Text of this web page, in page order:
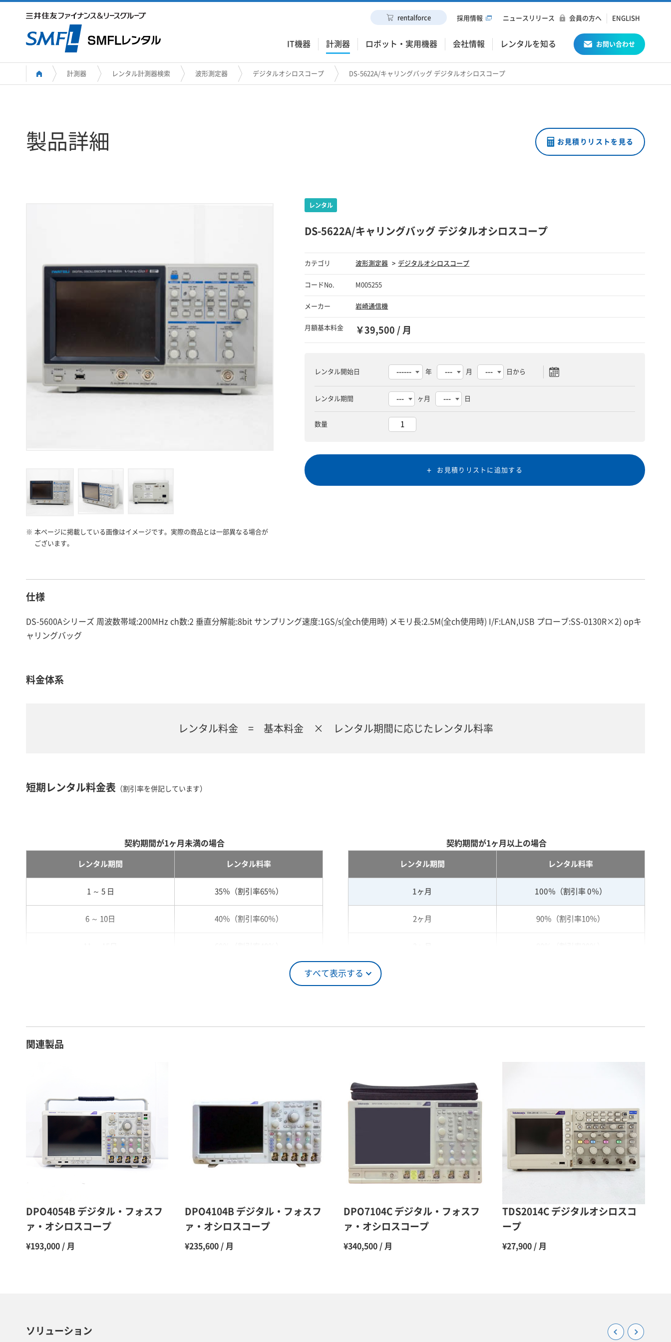
IT機器 計測器 ロボット・実用機器 会社情報 レンタルを知る お問い合わせ
rentalforce 採用情報 ニュースリリース 会員の方へ ENGLISH
計測器 レンタル計測器検索 波形測定器 デジタルオシロスコープ DS-5622A/キャリングバッグ デジタルオシロスコープ
製品詳細 お見積りリストを見る
※ 本ページに掲載している画像はイメージです。実際の商品とは一部異なる場合が
ございます。
DS-5622A/キャリングバッグ デジタルオシロスコープ
カテゴリ 波形測定器 デジタルオシロスコープ
コードNo. M005255
メーカー 岩崎通信機
月額基本料金 ￥39,500 / 月
レンタル開始日 年 月 日から
レンタル期間 ヶ月 日
数量
お見積りリストに追加する
仕様
DS-5600Aシリーズ 周波数帯域:200MHz ch数:2 垂直分解能:8bit サンプリング速度:1GS/s(全ch使用時) メモリ長:2.5M(全ch使用時) I/F:LAN,USB プローブ:SS-0130R×2) opキ
ャリングバッグ
料金体系
レンタル料金 = 基本料金 × レンタル期間に応じたレンタル料率
短期レンタル料金表 （割引率を併記しています）
すべて表示する
契約期間が1ヶ月未満の場合
レンタル期間 レンタル料率
1 ～ 5 日 35％（割引率65％）
6 ～ 10日 40％（割引率60％）
26日 ～ 1ヶ月 100％（割引率 0％）
契約期間が1ヶ月以上の場合
レンタル期間 レンタル料率
1ヶ月 100％（割引率 0％）
2ヶ月 90％（割引率10％）
6ヶ月 65％（割引率35％）
8ヶ月
50％（割引率50％）
48％（割引率52％）
11ヶ月 47％（割引率53％）
関連製品
DPO4054B デジタル・フォスフ
ァ・オシロスコープ
¥193,000 / 月
DPO4104B デジタル・フォスフ
ァ・オシロスコープ
¥235,600 / 月
DPO7104C デジタル・フォスフ
ァ・オシロスコープ
¥340,500 / 月
TDS2014C デジタルオシロスコ
ープ
¥27,900 / 月
ソリューション